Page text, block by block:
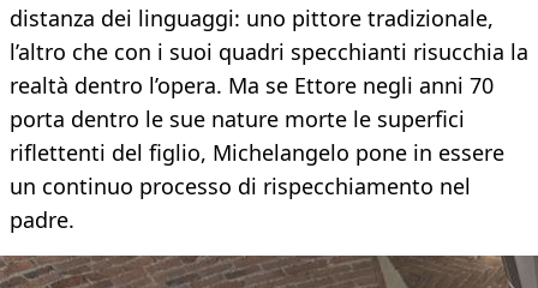
distanza dei linguaggi: uno pittore tradizionale,
l’altro che con i suoi quadri specchianti risucchia la
realtà dentro l’opera. Ma se Ettore negli anni 70
porta dentro le sue nature morte le superfici
riflettenti del figlio, Michelangelo pone in essere
un continuo processo di rispecchiamento nel
padre.